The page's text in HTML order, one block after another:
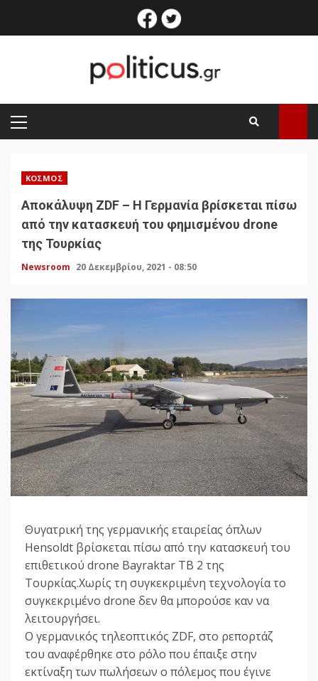
facebook
PRIMARY
MENU
ΚΌΣΜΟΣ
Αποκάλυψη ZDF – Η Γερμανία βρίσκεται πίσω
από την κατασκευή του φημισμένου drone
της Τουρκίας
Newsroom 20 Δεκεμβρίου, 2021 - 08:50
Θυγατρική της γερμανικής εταιρείας όπλων
Hensoldt βρίσκεται πίσω από την κατασκευή του
επιθετικού drone Bayraktar TB 2 της
Τουρκίας.Χωρίς τη συγκεκριμένη τεχνολογία το
συγκεκριμένο drone δεν θα μπορούσε καν να
λειτουργήσει.
Ο γερμανικός τηλεοπτικός ZDF, στο ρεπορτάζ
του αναφέρθηκε στο ρόλο που έπαιξε στην
εκτίναξη των πωλήσεων ο πόλεμος που έγινε